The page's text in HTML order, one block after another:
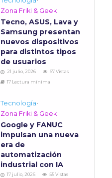
Zona Friki & Geek
Tecno, ASUS, Lava y
Samsung presentan
nuevos dispositivos
para distintos tipos
de usuarios
21 julio, 2026
67 Vistas
17 Lectura mínima
Tecnología•
Zona Friki & Geek
Google y FANUC
impulsan una nueva
era de
automatización
industrial con IA
17 julio, 2026
55 Vistas